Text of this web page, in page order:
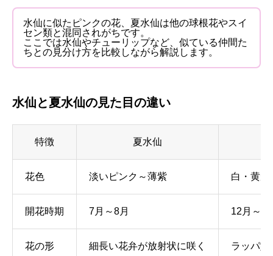
水仙に似たピンクの花、夏水仙は他の球根花やスイ
セン類と混同されがちです。
ここでは水仙やチューリップなど、似ている仲間た
ちとの見分け方を比較しながら解説します。
水仙と夏水仙の見た目の違い
特徴 夏水仙
花色 淡いピンク～薄紫 白・黄が
開花時期 7月～8月 12月～4
花の形 細長い花弁が放射状に咲く ラッパ型